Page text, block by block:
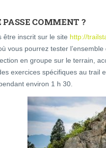
PASSE COMMENT ?
être inscrit sur le site http://
vous pourrez tester l’ensemble
en groupe sur le terrain,
exercices spécifiques au trail
environ 1 h 30.